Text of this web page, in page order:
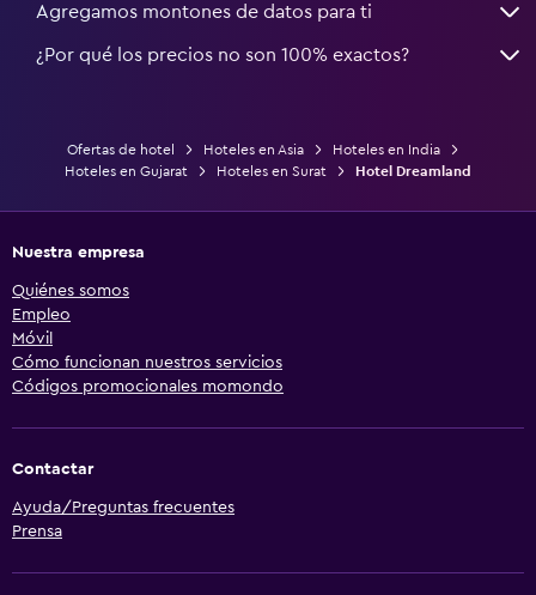
Agregamos montones de datos para ti
¿Por qué los precios no son 100% exactos?
Ofertas de hotel Hoteles en Asia
Hoteles en India
Hoteles en Gujarat
Hoteles en Surat Hotel Dreamland
Nuestra empresa
Quiénes somos
Empleo
Móvil
Cómo funcionan nuestros servicios
Códigos promocionales momondo
Contactar
Ayuda/Preguntas frecuentes
Prensa